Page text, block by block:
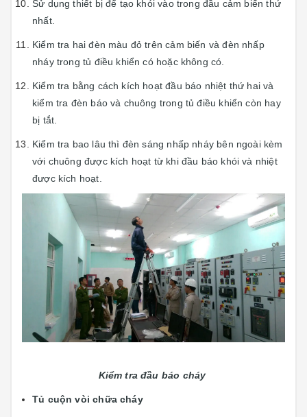
Sử dụng thiết bị để tạo khói vào trong đầu cảm biến thứ
nhất.
Kiểm tra hai đèn màu đỏ trên cảm biến và đèn nhấp
nháy trong tủ điều khiển có hoặc không có.
Kiểm tra bằng cách kích hoạt đầu báo nhiệt thứ hai và
kiểm tra đèn báo và chuông trong tủ điều khiển còn hay
bị tắt.
Kiểm tra bao lâu thì đèn sáng nhấp nháy bên ngoài kèm
với chuông được kích hoạt từ khi đầu báo khói và nhiệt
được kích hoạt.
Kiểm tra đầu báo cháy
Tủ cuộn vòi chữa cháy